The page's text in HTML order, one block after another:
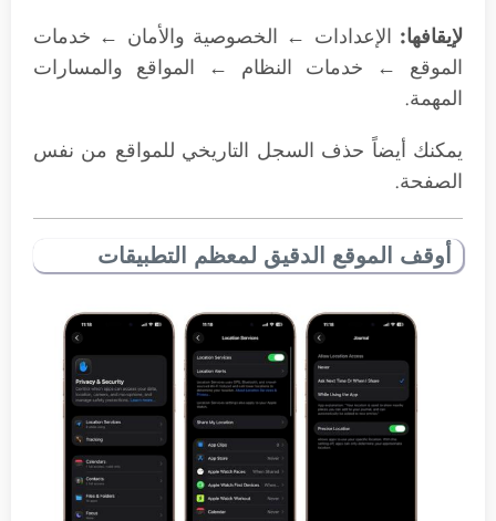
لإيقافها: الإعدادات ← الخصوصية والأمان ← خدمات
الموقع ← خدمات النظام ← المواقع والمسارات
المهمة.
يمكنك أيضاً حذف السجل التاريخي للمواقع من نفس
الصفحة.
أوقف الموقع الدقيق لمعظم التطبيقات